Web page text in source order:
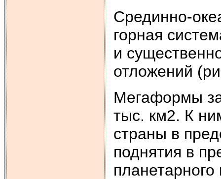
Срединно-
горная
и
отложений
Мегаформы
тыс. км2. К
страны в
поднятия в